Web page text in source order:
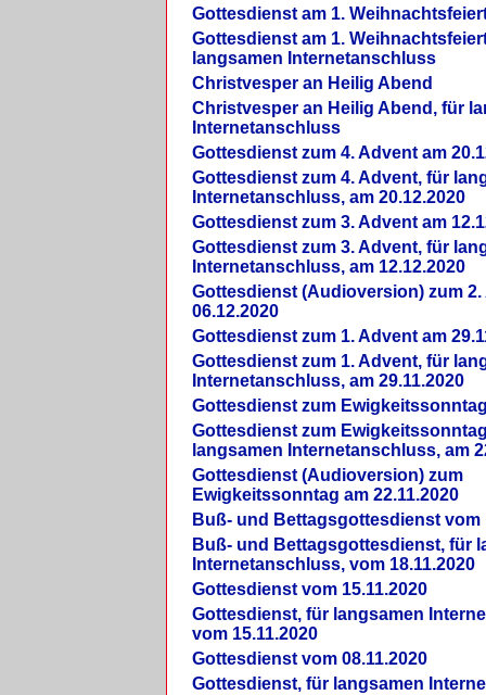
Gottesdienst am 1.
Gottesdienst am 1.
langsamen Internetanschluss
Christvesper an Heilig Abend
Christvesper an Heilig Abend, für
Internetanschluss
Gottesdienst zum 4. Advent am
Gottesdienst zum 4. Advent, für
Internetanschluss, am 20.12.2020
Gottesdienst zum 3. Advent am
Gottesdienst zum 3. Advent, für
Internetanschluss, am 12.12.2020
Gottesdienst (Audioversion) zum 2.
06.12.2020
Gottesdienst zum 1. Advent am
Gottesdienst zum 1. Advent, für
Internetanschluss, am 29.11.2020
Gottesdienst zum
Gottesdienst zum
langsamen Internetanschluss, am
Gottesdienst (Audioversion) zum
Ewigkeitssonntag am 22.11.2020
Buß- und Bettagsgottesdienst vom
Buß- und Bettagsgottesdienst, für
Internetanschluss, vom 18.11.2020
Gottesdienst vom 15.11.2020
Gottesdienst, für langsamen
vom 15.11.2020
Gottesdienst vom 08.11.2020
Gottesdienst, für langsamen